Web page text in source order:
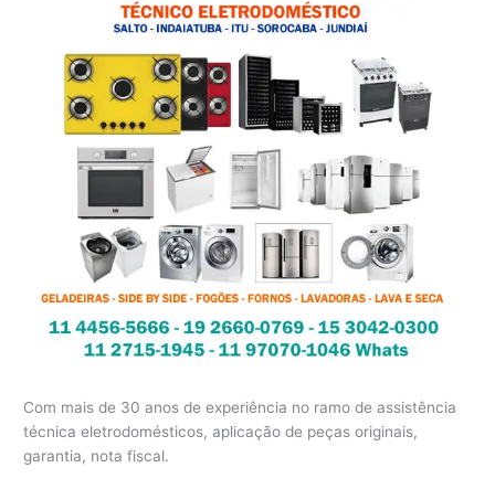
Com mais de 30 anos de experiência no ramo de assistência
técnica eletrodomésticos, aplicação de peças originais,
garantia, nota fiscal.